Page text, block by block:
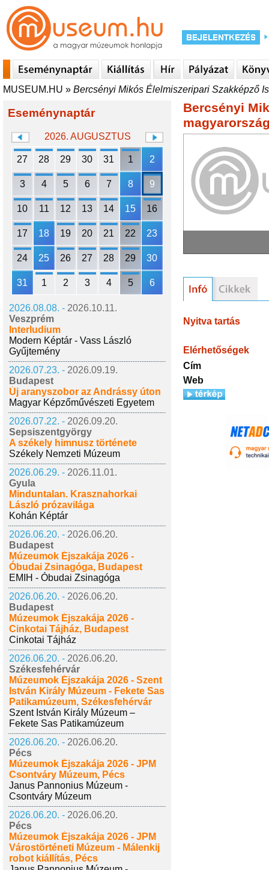
MUSEUM.HU » Bercsényi Mikós Élelmiszeripari Szakképző
Eseménynaptár
2026. AUGUSZTUS
27 28 29 30 31 1 2
3 4 5 6 7 8 9
10 11 12 13 14 15 16
17 18 19 20 21 22 23
24 25 26 27 28 29 30
31 1 2 3 4 5 6
2026.08.08. - 2026.10.11.
Veszprém
Interludium
Modern Képtár - Vass László
Gyűjtemény
2026.07.23. - 2026.09.19.
Budapest
Új aranyszobor az Andrássy úton
Magyar Képzőművészeti Egyetem
2026.07.22. - 2026.09.20.
Sepsiszentgyörgy
A székely himnusz története
Székely Nemzeti Múzeum
2026.06.29. - 2026.11.01.
Gyula
Minduntalan. Krasznahorkai
László prózavilága
Kohán Képtár
2026.06.20. - 2026.06.20.
Budapest
Múzeumok Éjszakája 2026 -
Óbudai Zsinagóga, Budapest
EMIH - Óbudai Zsinagóga
2026.06.20. - 2026.06.20.
Budapest
Múzeumok Éjszakája 2026 -
Cinkotai Tájház, Budapest
Cinkotai Tájház
2026.06.20. - 2026.06.20.
Székesfehérvár
Múzeumok Éjszakája 2026 - Szent
István Király Múzeum - Fekete Sas
Patikamúzeum, Székesfehérvár
Szent István Király Múzeum –
Fekete Sas Patikamúzeum
2026.06.20. - 2026.06.20.
Pécs
Múzeumok Éjszakája 2026 - JPM
Csontváry Múzeum, Pécs
Janus Pannonius Múzeum -
Csontváry Múzeum
2026.06.20. - 2026.06.20.
Pécs
Múzeumok Éjszakája 2026 - JPM
Várostörténeti Múzeum - Málenkij
robot kiállítás, Pécs
Bercsényi
Nyitva tartás
Elérhetőségek
Cím
Web